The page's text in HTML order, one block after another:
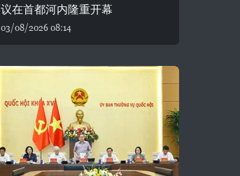
议在首都河内隆重开幕
03/08/2026 08:14